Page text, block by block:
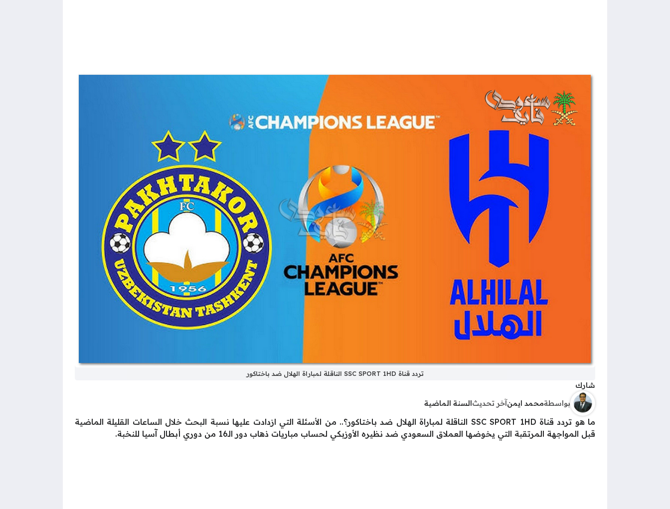
تردد قناة SSC SPORT 1HD الناقلة لمباراة الهلال ضد باختاكور
شارك
بواسطةمحمد ايمنآخر تحديثالسنة الماضية
ما هو تردد قناة SSC SPORT 1HD الناقلة لمباراة الهلال ضد باختاكور؟.. من الأسئلة التي ازدادت عليها نسبة البحث خلال الساعات القليلة الماضية
قبل المواجهة المرتقبة التي يخوضها العملاق السعودي ضد نظيره الأوزبكي لحساب مباريات ذهاب دور الـ16 من دوري أبطال آسيا للنخبة.